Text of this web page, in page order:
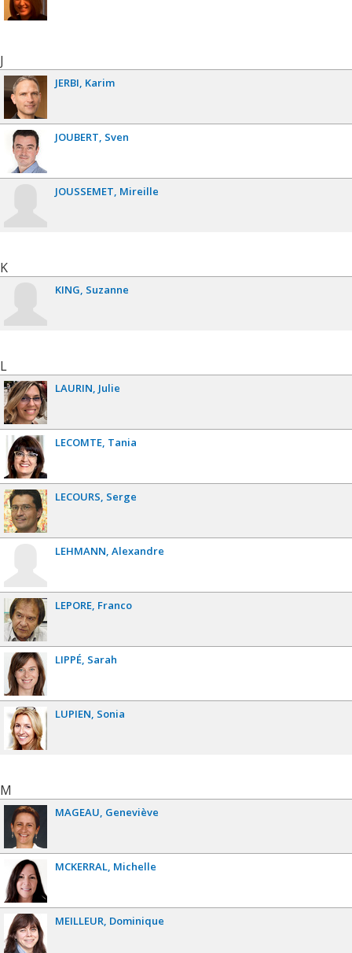
J
JERBI Karim
JOUBERT Sven
JOUSSEMET Mireille
K
KING Suzanne
L
LAURIN Julie
LECOMTE Tania
LECOURS Serge
LEHMANN Alexandre
LEPORE Franco
LIPPÉ Sarah
LUPIEN Sonia
M
MAGEAU Geneviève
MCKERRAL Michelle
MEILLEUR Dominique